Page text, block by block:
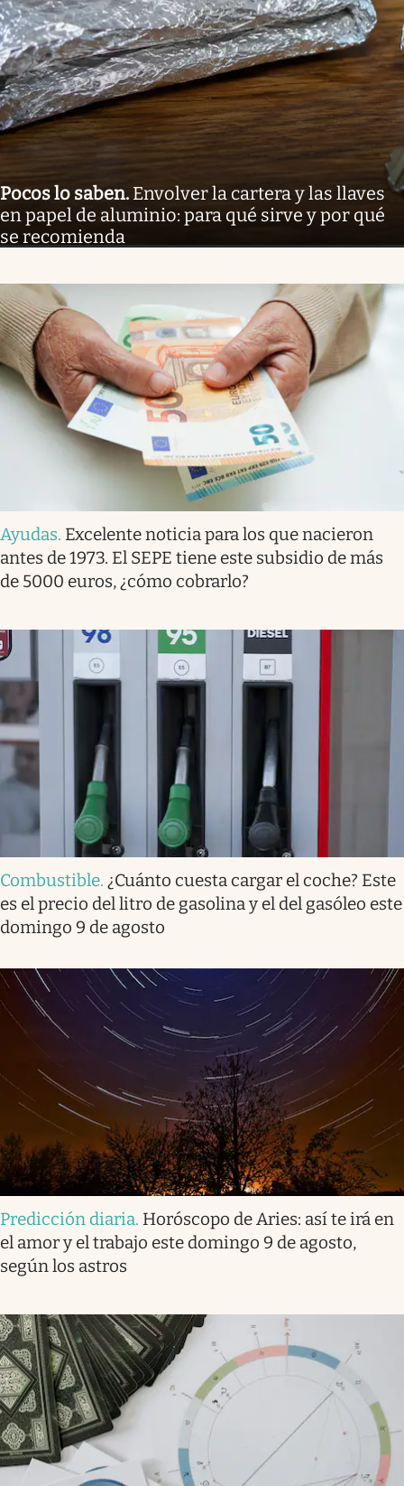
Pocos lo saben. Envolver la cartera y las llaves
en papel de aluminio: para qué sirve y por qué
se recomienda
Ayudas. Excelente noticia para los que nacieron
antes de 1973. El SEPE tiene este subsidio de más
de 5000 euros, ¿cómo cobrarlo?
Combustible. ¿Cuánto cuesta cargar el coche? Este
es el precio del litro de gasolina y el del gasóleo este
domingo 9 de agosto
Predicción diaria. Horóscopo de Aries: así te irá en
el amor y el trabajo este domingo 9 de agosto,
según los astros